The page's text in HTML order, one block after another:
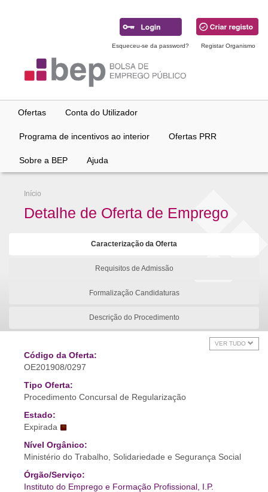
Esqueceu-se da password? Registar Organismo
Ofertas Conta do Utilizador
Programa de incentivos ao interior Ofertas PRR
Sobre a BEP Ajuda
Início
Detalhe de Oferta de Emprego
Caracterização da Oferta
Requisitos de Admissão
Formalização Candidaturas
Descrição do Procedimento
VER TUDO
Código da Oferta:
OE201908/0297
Tipo Oferta:
Procedimento Concursal de Regularização
Estado:
Expirada
Nível Orgânico:
Ministério do Trabalho, Solidariedade e Segurança Social
Órgão/Serviço:
Instituto do Emprego e Formação Profissional, I.P.